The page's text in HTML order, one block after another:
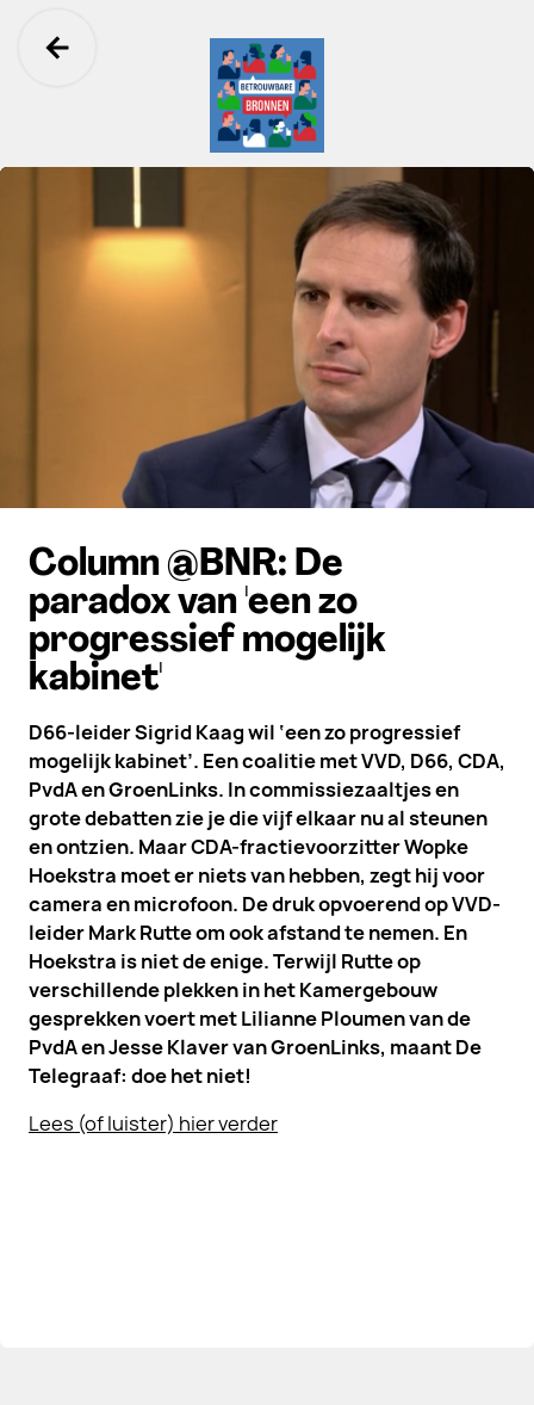
Ga terug
Column @BNR: De
paradox van 'een zo
progressief mogelijk
kabinet'
D66-leider Sigrid Kaag wil ‘een zo progressief
mogelijk kabinet’. Een coalitie met VVD, D66, CDA,
PvdA en GroenLinks. In commissiezaaltjes en
grote debatten zie je die vijf elkaar nu al steunen
en ontzien. Maar CDA-fractievoorzitter Wopke
Hoekstra moet er niets van hebben, zegt hij voor
camera en microfoon. De druk opvoerend op VVD-
leider Mark Rutte om ook afstand te nemen. En
Hoekstra is niet de enige. Terwijl Rutte op
verschillende plekken in het Kamergebouw
gesprekken voert met Lilianne Ploumen van de
PvdA en Jesse Klaver van GroenLinks, maant De
Telegraaf: doe het niet!
Lees (of luister) hier verder